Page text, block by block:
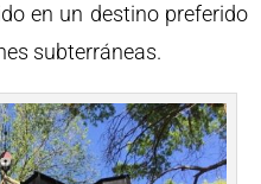
en un destino preferido
subterráneas.